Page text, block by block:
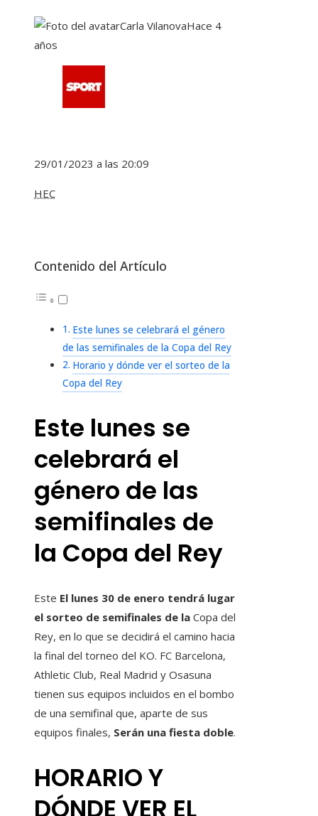
Carla VilanovaHace 4
años
29/01/2023 a las 20:09
HEC
Contenido del Artículo
Este lunes se celebrará el género
de las semifinales de la Copa del Rey
Horario y dónde ver el sorteo de la
Copa del Rey
Este lunes se
celebrará el
género de las
semifinales de
la Copa del Rey
Este El lunes 30 de enero tendrá lugar
el sorteo de semifinales de la Copa del
Rey, en lo que se decidirá el camino hacia
la final del torneo del KO. FC Barcelona, ​​
Athletic Club, Real Madrid y Osasuna
tienen sus equipos incluidos en el bombo
de una semifinal que, aparte de sus
equipos finales, Serán una fiesta doble.
HORARIO Y
DÓNDE VER EL